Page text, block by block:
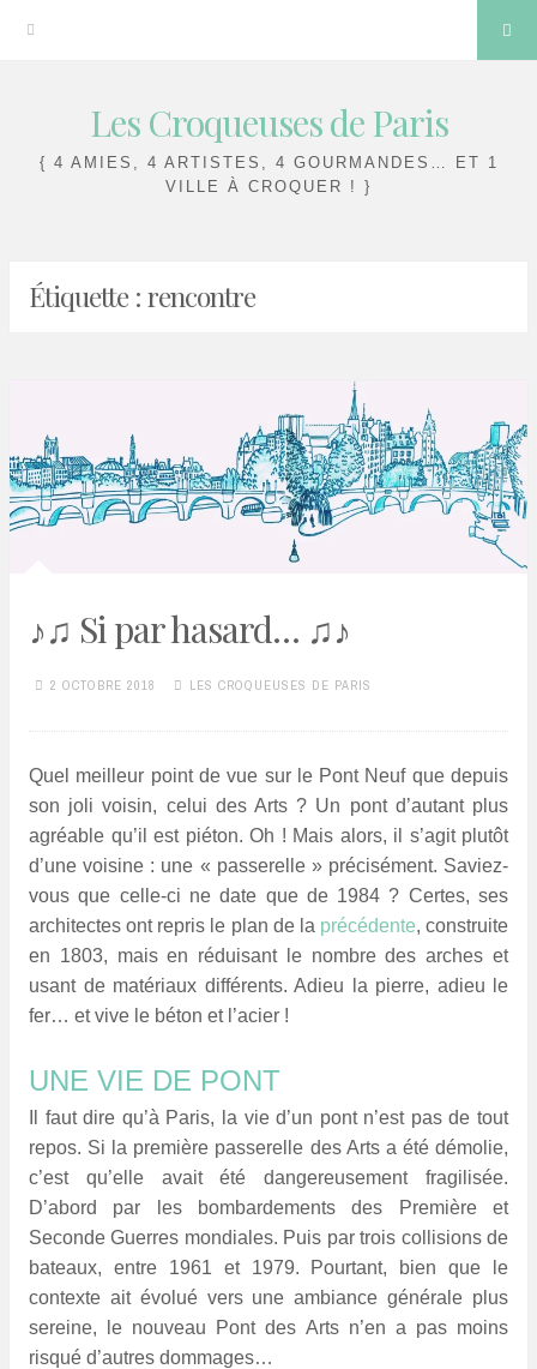
Les Croqueuses de Paris
{ 4 AMIES, 4 ARTISTES, 4 GOURMANDES… ET 1
VILLE À CROQUER ! }
Étiquette :rencontre
♪♫ Si par hasard… ♫♪
2 OCTOBRE 2018 LES CROQUEUSES DE PARIS
Quel meilleur point de vue sur le Pont Neuf que depuis
son joli voisin, celui des Arts ? Un pont d’autant plus
agréable qu’il est piéton. Oh ! Mais alors, il s’agit plutôt
d’une voisine : une « passerelle » précisément. Saviez-
vous que celle-ci ne date que de 1984 ? Certes, ses
architectes ont repris le plan de la précédente, construite
en 1803, mais en réduisant le nombre des arches et
usant de matériaux différents. Adieu la pierre, adieu le
fer… et vive le béton et l’acier !
UNE VIE DE PONT
Il faut dire qu’à Paris, la vie d’un pont n’est pas de tout
repos. Si la première passerelle des Arts a été démolie,
c’est qu’elle avait été dangereusement fragilisée.
D’abord par les bombardements des Première et
Seconde Guerres mondiales. Puis par trois collisions de
bateaux, entre 1961 et 1979. Pourtant, bien que le
contexte ait évolué vers une ambiance générale plus
sereine, le nouveau Pont des Arts n’en a pas moins
risqué d’autres dommages…